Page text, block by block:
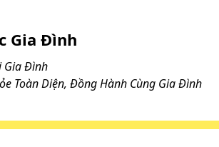
Gia Đình
Gia Đình
Toàn Diện, Đồng Hành Cùng Gia Đình